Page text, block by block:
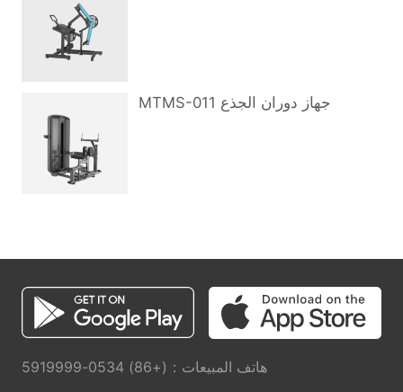
MTMS-011 جهاز دوران الجذع
هاتف المبيعات：(+86) 0534-5919999